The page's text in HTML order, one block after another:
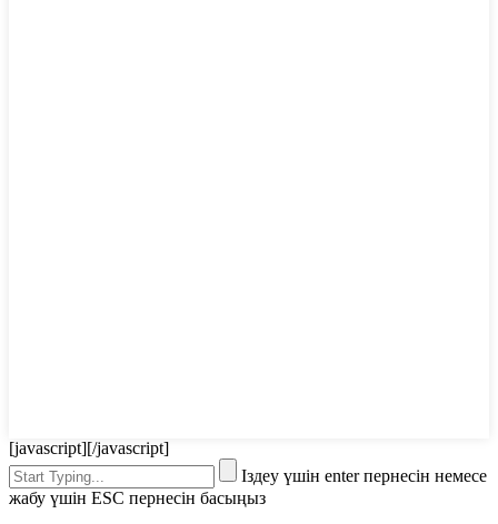
[javascript][/javascript]
Іздеу үшін enter пернесін немесе
жабу үшін ESC пернесін басыңыз